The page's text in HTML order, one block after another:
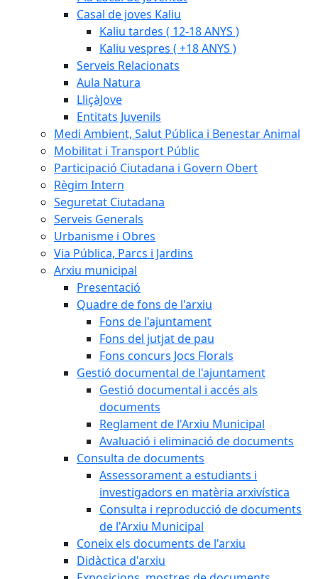
Casal de joves Kaliu
Kaliu tardes ( 12-18 ANYS )
Kaliu vespres ( +18 ANYS )
Serveis Relacionats
Aula Natura
LliçàJove
Entitats Juvenils
Medi Ambient, Salut Pública i Benestar Animal
Mobilitat i Transport Públic
Participació Ciutadana i Govern Obert
Règim Intern
Seguretat Ciutadana
Serveis Generals
Urbanisme i Obres
Via Pública, Parcs i Jardins
Arxiu municipal
Presentació
Quadre de fons de l'arxiu
Fons de l'ajuntament
Fons del jutjat de pau
Fons concurs Jocs Florals
Gestió documental de l'ajuntament
Gestió documental i accés als
documents
Reglament de l'Arxiu Municipal
Avaluació i eliminació de documents
Consulta de documents
Assessorament a estudiants i
investigadors en matèria arxivística
Consulta i reproducció de documents
de l'Arxiu Municipal
Coneix els documents de l'arxiu
Didàctica d'arxiu